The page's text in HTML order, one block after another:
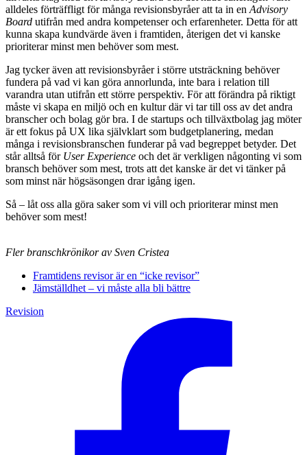
alldeles förträffligt för många revisionsbyråer att ta in en Advisory
Board utifrån med andra kompetenser och erfarenheter. Detta för att
kunna skapa kundvärde även i framtiden, återigen det vi kanske
prioriterar minst men behöver som mest.
Jag tycker även att revisionsbyråer i större utsträckning behöver
fundera på vad vi kan göra annorlunda, inte bara i relation till
varandra utan utifrån ett större perspektiv. För att förändra på riktigt
måste vi skapa en miljö och en kultur där vi tar till oss av det andra
branscher och bolag gör bra. I de startups och tillväxtbolag jag möter
är ett fokus på UX lika självklart som budgetplanering, medan
många i revisionsbranschen funderar på vad begreppet betyder. Det
står alltså för User Experience och det är verkligen någonting vi som
bransch behöver som mest, trots att det kanske är det vi tänker på
som minst när högsäsongen drar igång igen.
Så – låt oss alla göra saker som vi vill och prioriterar minst men
behöver som mest!
Fler branschkrönikor av Sven Cristea
Framtidens revisor är en “icke revisor”
Jämställdhet – vi måste alla bli bättre
Revision